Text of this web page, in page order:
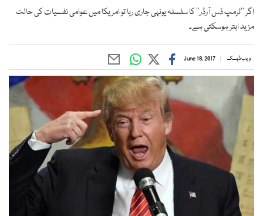
اگر ’’ٹرمپ ڈس آرڈر‘‘ کا سلسلہ یونہی جاری رہا تو امریکا میں عوامی نفسیات کی حالت
مزید ابتر ہوسکتی ہے۔
ویب ڈیسک June 18, 2017